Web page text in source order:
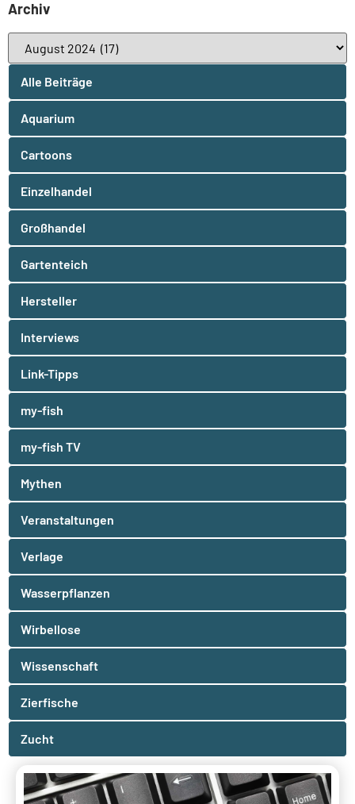
Archiv
Alle Beiträge
Aquarium
Cartoons
Einzelhandel
Großhandel
Gartenteich
Hersteller
Interviews
Link-Tipps
my-fish
my-fish TV
Mythen
Veranstaltungen
Verlage
Wasserpflanzen
Wirbellose
Wissenschaft
Zierfische
Zucht